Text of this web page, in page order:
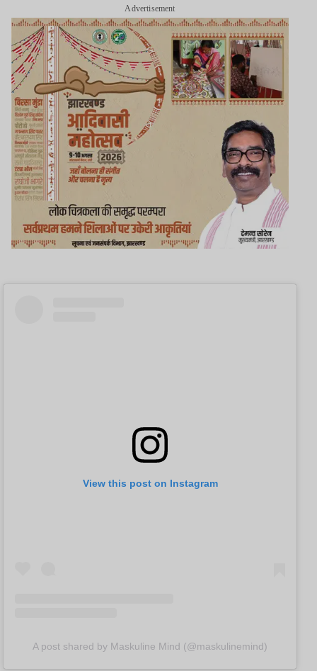
Advertisement
View this post on Instagram
A post shared by Maskuline Mind (@maskulinemind)